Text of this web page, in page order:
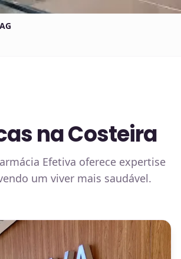
na Costeira
Efetiva oferece expertise
um viver mais saudável.